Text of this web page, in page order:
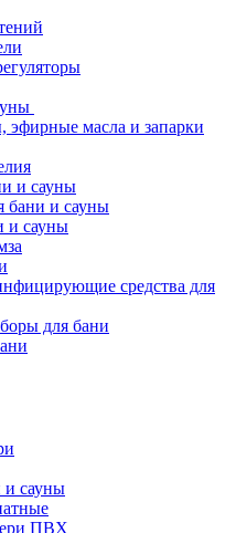
эфирные масла и запарки
и сауны
бани и сауны
и сауны
средства для
для бани
и сауны
ПВХ